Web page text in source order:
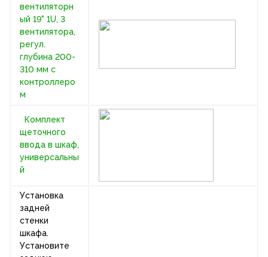
вентиляторн
ый 19" 1U, 3
вентилятора,
регул.
глубина 200-
310 мм с
контроллеро
м
Комплект
щеточного
ввода в шкаф,
универсальны
й
Установка
задней
стенки
шкафа.
Установите